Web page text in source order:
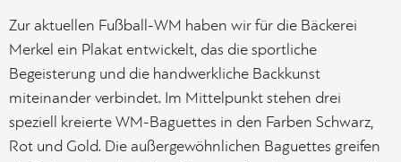
Zur aktuellen Fußball-WM haben wir für die Bäckerei
Merkel ein Plakat entwickelt, das die sportliche
Begeisterung und die handwerkliche Backkunst
miteinander verbindet. Im Mittelpunkt stehen drei
speziell kreierte WM-Baguettes in den Farben Schwarz,
Rot und Gold. Die außergewöhnlichen Baguettes greifen